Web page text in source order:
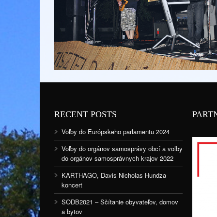
RECENT POSTS
Voľby do Európskeho parlamentu 2024
Voľby do orgánov samosprávy obcí a voľby
do orgánov samosprávnych krajov 2022
KARTHAGO, Davis Nicholas Hundza
koncert
SODB2021 – Sčítanie obyvateľov, domov
a bytov